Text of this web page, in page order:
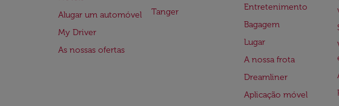
Alugar um automóvel
My Driver
As nossas ofertas
Tanger
Entretenimento
Bagagem
Lugar
A nossa frota
Dreamliner
Aplicação móvel